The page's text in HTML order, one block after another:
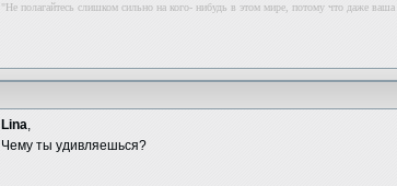
"Не полагайтесь слишком сильно на кого- нибудь в этом мире, потому что даже ваша
Lina,
Чему ты удивляешься?